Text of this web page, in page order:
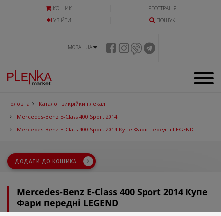
КОШИК
РЕЄСТРАЦІЯ
УВIЙТИ
ПОШУК
МОВА UA
Головна
Каталог викрійки і лекал
Mercedes-Benz E-Class 400 Sport 2014
Mercedes-Benz E-Class 400 Sport 2014 Купе Фари передні LEGEND
ДОДАТИ ДО КОШИКА
Mercedes-Benz E-Class 400 Sport 2014 Купе
Фари передні LEGEND